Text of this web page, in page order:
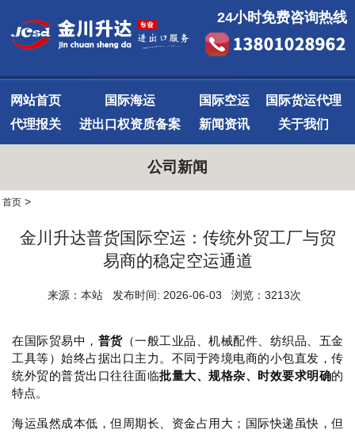
24小时免费咨询热线
网站首页 国际海运 国际空运
国际货运代理
代理报关
进出口权资质备案 新闻资讯 关于我们
公司新闻
首页 >
金川升达普货国际空运：传统外贸工厂与贸
易商的稳定空运通道
来源：本站 发布时间: 2026-06-03 浏览：3213次
在国际贸易中， 普货（一般工业品、机械配件、纺织品、五金
工具等）始终占据出口主力。不同于跨境电商的小包直发，传
统外贸的普货出口往往面临批量大、规格杂、时效要求明确的
特点。
海运虽然成本低，但周期长、资金占用大；国际快递虽快，但